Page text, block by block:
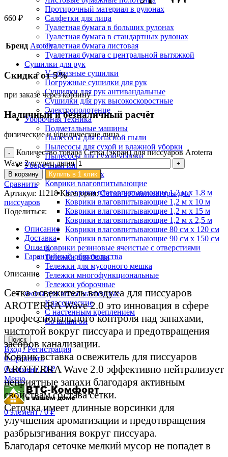
Протирочный материал в рулонах
Салфетки для лица
Туалетная бумага в больших рулонах
Туалетная бумага в стандартных рулонах
Туалетная бумага листовая
Туалетная бумага с центральной вытяжкой
Сушилки для рук
V-образные сушилки
Погружные сушилки для рук
Сушилки для рук антивандальные
Сушилки для рук высокоскоростные
Электрополотенце
Уборочная техника
Подметальные машины
Пылесосы для опасной пыли
Пылесосы для сухой и влажной уборки
Пылесосы для сухой уборки
Уборочный инвентарь
Ведра на колесах
Коврики влаговпитывающие
Коврики влаговпитывающие 1,2 м х 1,8 м
Коврики влаговпитывающие 1,2 м х 10 м
Коврики влаговпитывающие 1,2 м х 15 м
Коврики влаговпитывающие 1,2 м х 2,5 м
Коврики влаговпитывающие 80 см х 120 см
Коврики влаговпитывающие 90 см х 150 см
Коврики резиновые ячеистые с отверстиями
Тележки для белья
Тележки для мусорного мешка
Тележки многофункциональные
Тележки уборочные
Фены для волос настенные
Классические
С настенным креплением
Со шлангом
Поиск
Вход / Регистрация
0 Сравнить
0элемент / 0₽
Меню
0элемент / 0₽
660 ₽
Бренд Aroterra
Скидка от 5%
при заказе через корзину
Наличный и безналичный расчёт
физические и юридические лица
Количество товара Сетка (экран) для писсуаров Aroterra
Wave 2 огурец дыня
В корзину Купить в 1 клик
Сравнить
Артикул: 11218Категория: Сетки ароматизаторы для
писсуаров
Поделиться:
Описание
Доставка
Оплата
Гарантийный обязательства
Описание
Сетка освежитель воздуха для писсуаров
AROTERRA Wave 2.0 это инновация в сфере
профессионального контроля над запахами,
чистотой вокруг писсуара и предотвращения
засоров канализации.
Коврик вставка освежитель для писсуаров
AROTERRA Wave 2.0 эффективно нейтрализует
неприятные запахи благодаря активным
свойствам состава сетки.
Сеточка имеет длинные ворсинки для
улучшения ароматизации и предотвращения
разбрызгивания вокруг писсуара.
Благодаря сеточке мелкий мусор не попадет в